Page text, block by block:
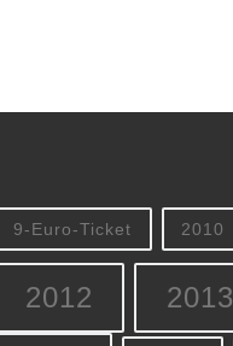
9-Euro-Ticket 2010
2012 2013